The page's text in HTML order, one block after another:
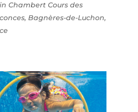
Chambert Cours des
Bagnères-de-Luchon,